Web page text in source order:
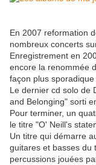
En 2007 reformation
nombreux concerts
Enregistrement en
encore la renommée
façon plus
Le dernier cd solo de
and Belonging" sorti
Pour terminer, un
le titre "O' Neill's
Un titre qui démarre
guitares et basses du
percussions jouées